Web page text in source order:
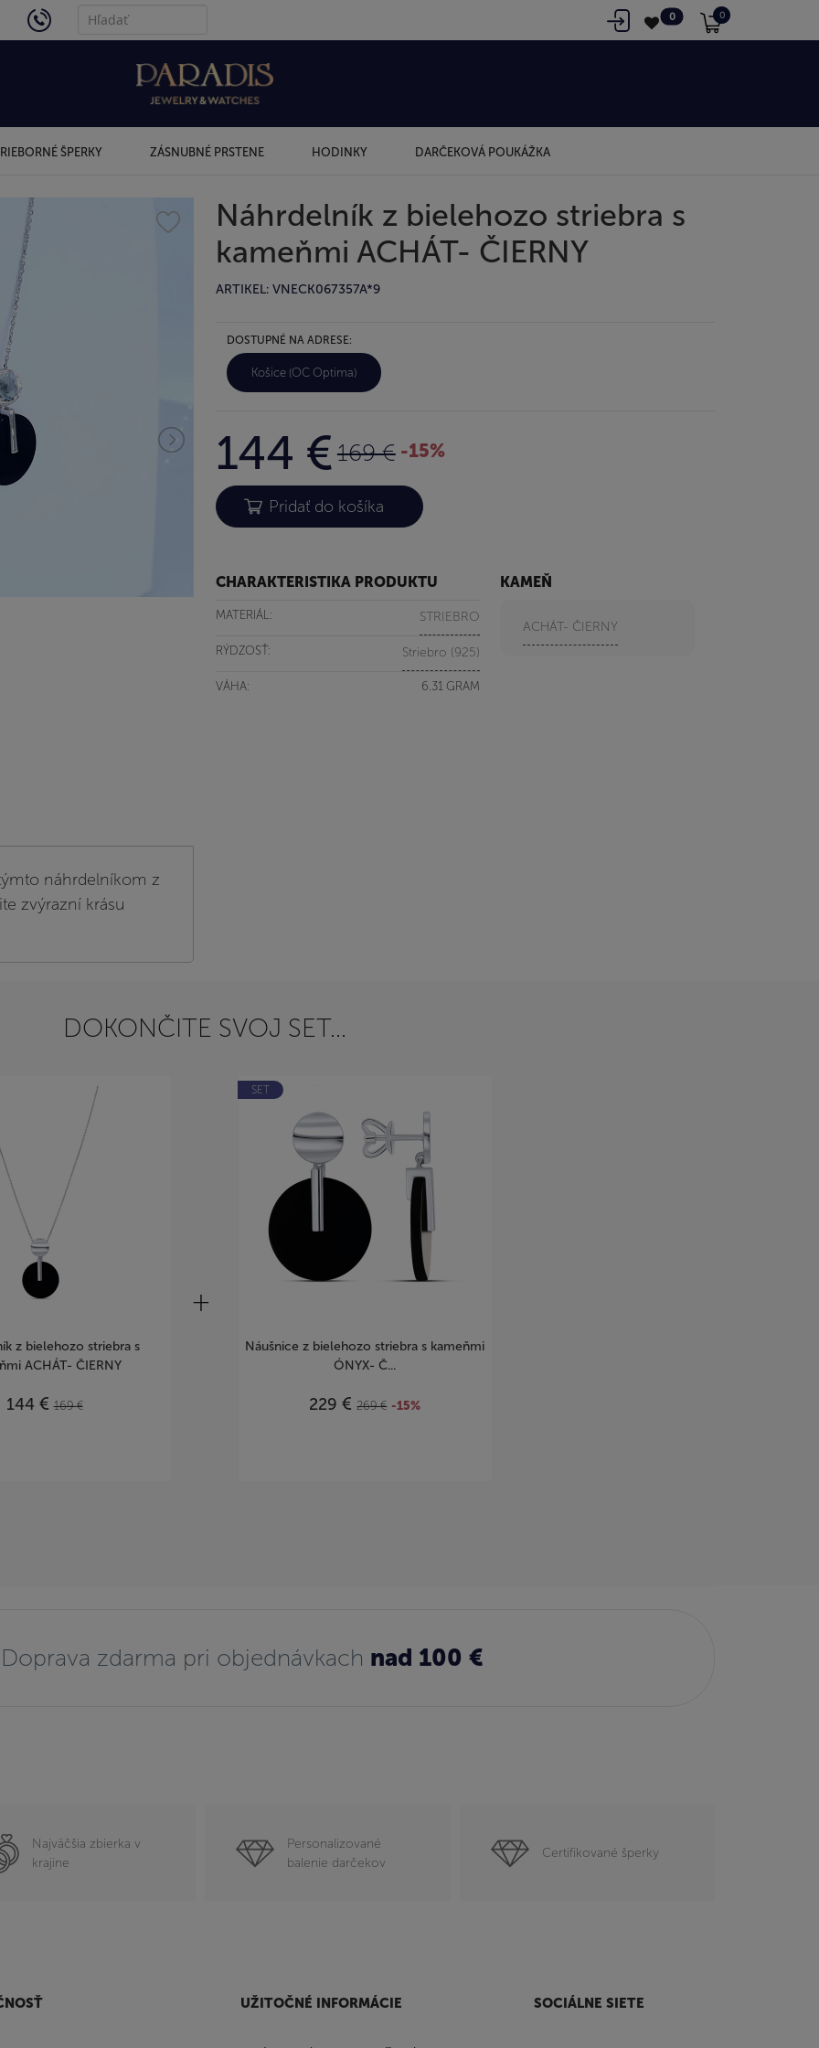
4434 0 0
ŠPERKY ZÁSNUBNÉ PRSTENE HODINKY DARČEKOVÁ POUKÁŽKA
náhrdelníkom z
zvýrazní krásu
Náhrdelník z bielehozo striebra s
kameňmi ACHÁT- ČIERNY
ARTIKEL: VNECK067357A*9
DOSTUPNÉ NA ADRESE:
Košice (OC Optima)
144 €169 € -15%
CHARAKTERISTIKA PRODUKTU
MATERIÁL: STRIEBRO
RÝDZOSŤ: Striebro (925)
VÁHA: 6.31 GRAM
KAMEŇ
ACHÁT- ČIERNY
DOKONČITE SVOJ SET...
z bielehozo striebra s
ACHÁT- ČIERNY
144 € 169€
SET
Náušnice z bielehozo striebra s kameňmi
ÓNYX- Č...
229€ 269€ -15%
Doprava zdarma pri objednávkach nad 100 €
Najväčšia zbierka v
krajine
Personalizované
balenie darčekov
Certifikované šperky
UŽITOČNÉ INFORMÁCIE SOCIÁLNE SIETE